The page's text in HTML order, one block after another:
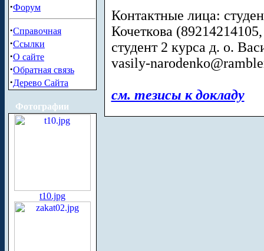
·Форум
·Справочная
·Ссылки
·О сайте
·Обратная связь
·Дерево Сайта
Фотографии
t10.jpg
Контактные лица:
Кочеткова
студент 2 курса д. о.
vasily-
см. тезисы к докладу